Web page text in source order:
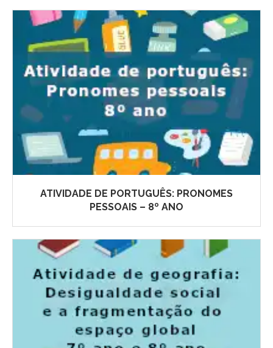
ATIVIDADE DE PORTUGUÊS: PRONOMES
PESSOAIS – 8º ANO